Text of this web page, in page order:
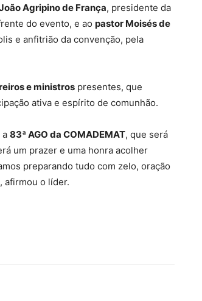
Agripino de França, presidente da
do evento, e ao pastor Moisés de
e anfitrião da convenção, pela
e ministros presentes, que
ativa e espírito de comunhão.
a 83ª AGO da COMADEMAT, que será
um prazer e uma honra acolher
preparando tudo com zelo, oração
afirmou o líder.